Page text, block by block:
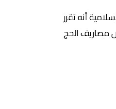
أنه تقرر
مصاريف الحج